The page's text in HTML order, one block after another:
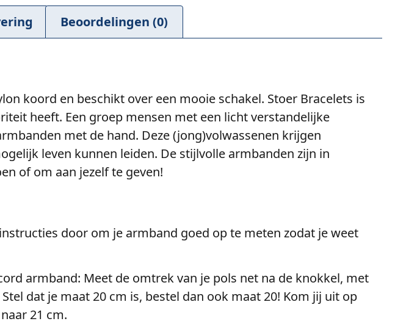
Beoordelingen (0)
koord en beschikt over een mooie schakel. Stoer Bracelets is
heeft. Een groep mensen met een licht verstandelijke
met de hand. Deze (jong)volwassenen krijgen
leven kunnen leiden. De stijlvolle armbanden zijn in
of om aan jezelf te geven!
door om je armband goed op te meten zodat je weet
armband: Meet de omtrek van je pols net na de knokkel, met
dat je maat 20 cm is, bestel dan ook maat 20! Kom jij uit op
21 cm.